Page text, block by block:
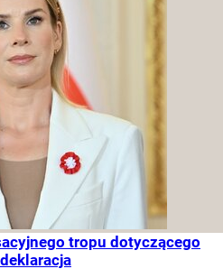
tropu dotyczącego